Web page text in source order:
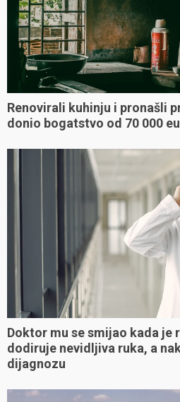
Renovirali kuhinju i pronašli
donio bogatstvo od 70 000
Doktor mu se smijao kada je
dodiruje nevidljiva ruka, a
dijagnozu